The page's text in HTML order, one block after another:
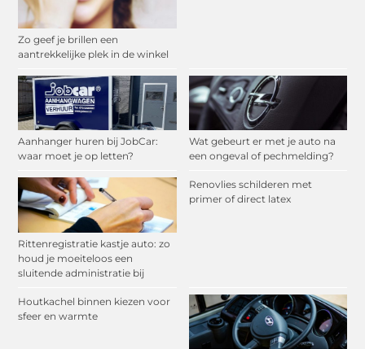
Zo geef je brillen een
aantrekkelijke plek in de winkel
Aanhanger huren bij JobCar:
waar moet je op letten?
Wat gebeurt er met je auto na
een ongeval of pechmelding?
Rittenregistratie kastje auto: zo
houd je moeiteloos een
sluitende administratie bij
Renovlies schilderen met
primer of direct latex
Houtkachel binnen kiezen voor
sfeer en warmte